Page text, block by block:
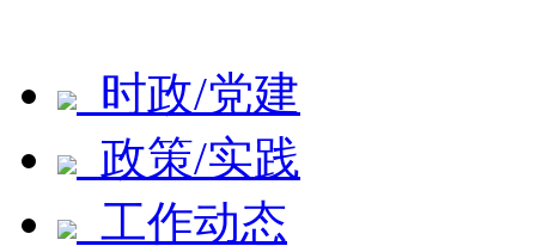
时政/党建
政策/实践
工作动态